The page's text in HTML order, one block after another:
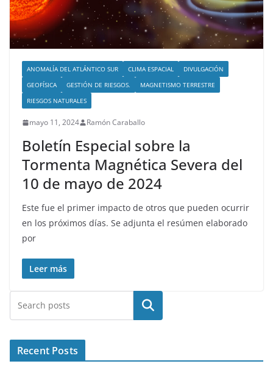
ANOMALÍA DEL ATLÁNTICO SUR CLIMA ESPACIAL
DIVULGACIÓN
GEOFÍSICA
GESTIÓN DE RIESGOS.
MAGNETISMO TERRESTRE
RIESGOS NATURALES
mayo 11, 2024 Ramón Caraballo
Boletín Especial sobre la
Tormenta Magnética Severa del
10 de mayo de 2024
Este fue el primer impacto de otros que pueden ocurrir
en los próximos días. Se adjunta el resúmen elaborado
por
Leer más
Buscar
Recent Posts